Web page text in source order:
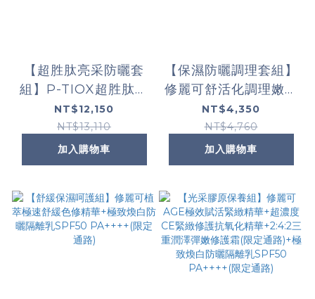
【超胜肽亮采防曬套
組】P-TIOX超胜肽抗
皺極光精華 +超濃度
CE緊緻修護抗氧化精
華+極致煥白防曬隔離
乳SPF50 PA++++(限
NT$12,150
NT$13,110
加入購物車
【保濕防曬調理套組】
修麗可舒活化調理嫩膚
精華(限定通路)+極致
煥白防曬隔離乳(限定
通路)
NT$4,350
NT$4,760
加入購物車